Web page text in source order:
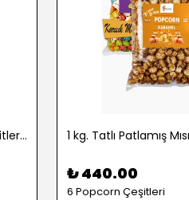
1 kg. Baharatlı Patlamış Mısır Çeşitleri - 2724
₺ 440.00
6 Popcorn Çeşitleri